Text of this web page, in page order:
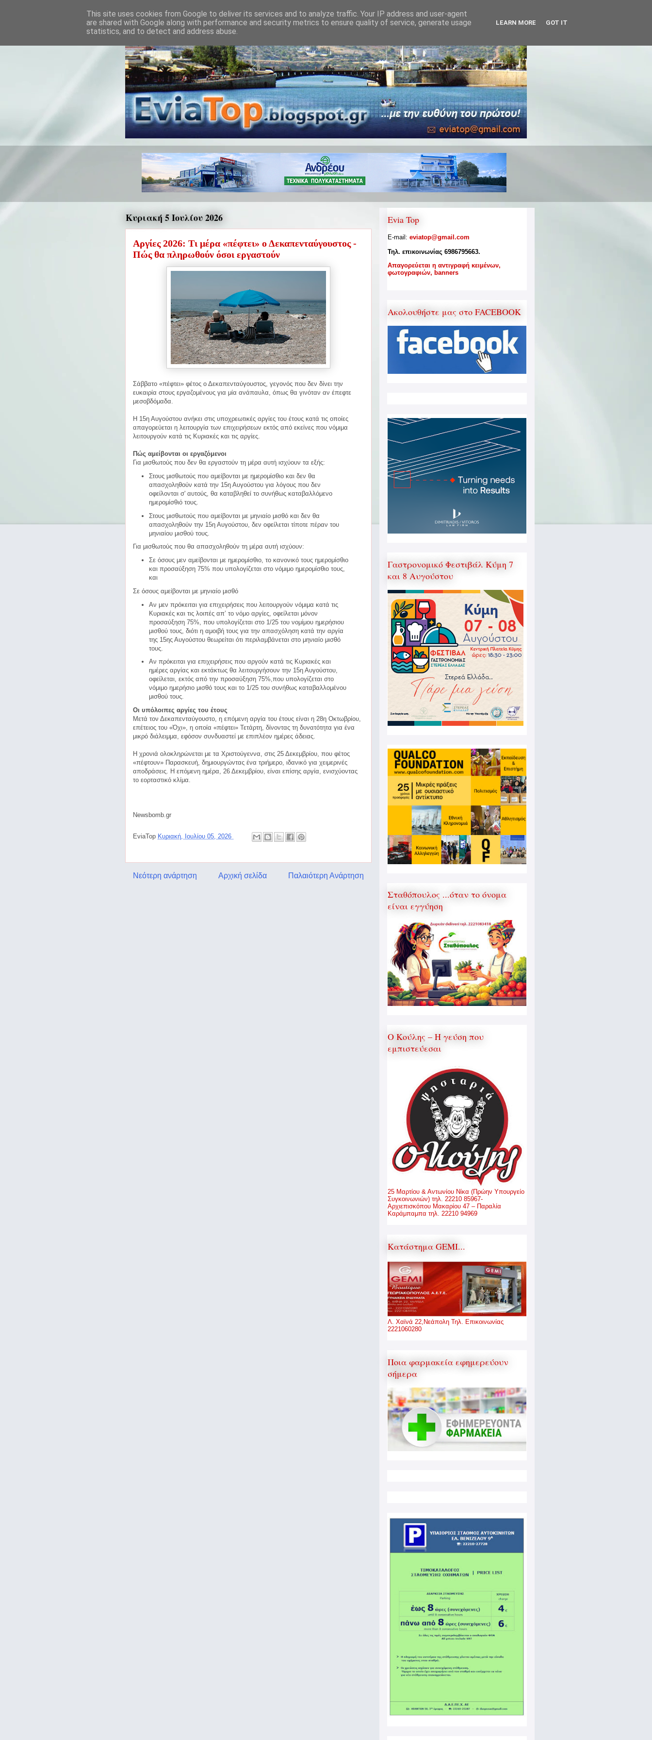
Κυριακή 5 Ιουλίου 2026
Αργίες 2026: Τι μέρα «πέφτει» ο Δεκαπενταύγουστος -
Πώς θα πληρωθούν όσοι εργαστούν
Σάββατο «πέφτει» φέτος ο Δεκαπενταύγουστος, γεγονός που δεν δίνει την
ευκαιρία στους εργαζομένους για μία ανάπαυλα, όπως θα γινόταν αν έπεφτε
μεσοβδόμαδα.
Η 15η Αυγούστου ανήκει στις υποχρεωτικές αργίες του έτους κατά τις οποίες
απαγορεύεται η λειτουργία των επιχειρήσεων εκτός από εκείνες που νόμιμα
λειτουργούν κατά τις Κυριακές και τις αργίες.
Πώς αμείβονται οι εργαζόμενοι
Για μισθωτούς που δεν θα εργαστούν τη μέρα αυτή ισχύουν τα εξής:
Στους μισθωτούς που αμείβονται με ημερομίσθιο και δεν θα
απασχοληθούν κατά την 15η Αυγούστου για λόγους που δεν
οφείλονται σ' αυτούς, θα καταβληθεί το συνήθως καταβαλλόμενο
ημερομίσθιό τους.
Στους μισθωτούς που αμείβονται με μηνιαίο μισθό και δεν θα
απασχοληθούν την 15η Αυγούστου, δεν οφείλεται τίποτε πέραν του
μηνιαίου μισθού τους.
Για μισθωτούς που θα απασχοληθούν τη μέρα αυτή ισχύουν:
Σε όσους μεν αμείβονται με ημερομίσθιο, το κανονικό τους ημερομίσθιο
και προσαύξηση 75% που υπολογίζεται στο νόμιμο ημερομίσθιο τους,
και
Σε όσους αμείβονται με μηνιαίο μισθό
Αν μεν πρόκειται για επιχειρήσεις που λειτουργούν νόμιμα κατά τις
Κυριακές και τις λοιπές απ’ το νόμο αργίες, οφείλεται μόνον
προσαύξηση 75%, που υπολογίζεται στο 1/25 του νομίμου ημερήσιου
μισθού τους, διότι η αμοιβή τους για την απασχόληση κατά την αργία
της 15ης Αυγούστου θεωρείται ότι περιλαμβάνεται στο μηνιαίο μισθό
τους.
Αν πρόκειται για επιχειρήσεις που αργούν κατά τις Κυριακές και
ημέρες αργίας και εκτάκτως θα λειτουργήσουν την 15η Αυγούστου,
οφείλεται, εκτός από την προσαύξηση 75%,που υπολογίζεται στο
νόμιμο ημερήσιο μισθό τους και το 1/25 του συνήθως καταβαλλομένου
μισθού τους.
Οι υπόλοιπες αργίες του έτους
Μετά τον Δεκαπενταύγουστο, η επόμενη αργία του έτους είναι η 28η Οκτωβρίου,
επέτειος του «Όχι», η οποία «πέφτει» Τετάρτη, δίνοντας τη δυνατότητα για ένα
μικρό διάλειμμα, εφόσον συνδυαστεί με επιπλέον ημέρες άδειας.
Η χρονιά ολοκληρώνεται με τα Χριστούγεννα, στις 25 Δεκεμβρίου, που φέτος
«πέφτουν» Παρασκευή, δημιουργώντας ένα τριήμερο, ιδανικό για χειμερινές
αποδράσεις. Η επόμενη ημέρα, 26 Δεκεμβρίου, είναι επίσης αργία, ενισχύοντας
το εορταστικό κλίμα.
Newsbomb.gr
EviaTop Κυριακή, Ιουλίου 05, 2026
Νεότερη ανάρτηση Παλαιότερη Ανάρτηση
Αρχική σελίδα
Evia Top
E-mail: eviatop@gmail.com
Τηλ. επικοινωνίας 6986795663.
Aπαγορεύεται η αντιγραφή κειμένων,
φωτογραφιών, banners
Ακολουθήστε μας στο FACEBOOK
Γαστρονομικό Φεστιβάλ Κύμη 7
και 8 Αυγούστου
Σταθόπουλος ...όταν το όνομα
είναι εγγύηση
Ο Κούλης – Η γεύση που
εμπιστεύεσαι
25 Μαρτίου & Αντωνίου Νίκα (Πρώην Υπουργείο
Συγκοινωνιών) τηλ. 22210 85967-
Αρχιεπισκόπου Μακαρίου 47 – Παραλία
Καράμπαμπα τηλ. 22210 94969
Κατάστημα GEMI...
Λ. Χαϊνά 22,Νεάπολη Τηλ. Επικοινωνίας
2221060280
Ποια φαρμακεία εφημερεύουν
σήμερα
This site uses cookies from Google to deliver its services and to analyze traffic. Your IP address and user-agent
are shared with Google along with performance and security metrics to ensure quality of service, generate usage
statistics, and to detect and address abuse.
LEARN MORE GOT IT